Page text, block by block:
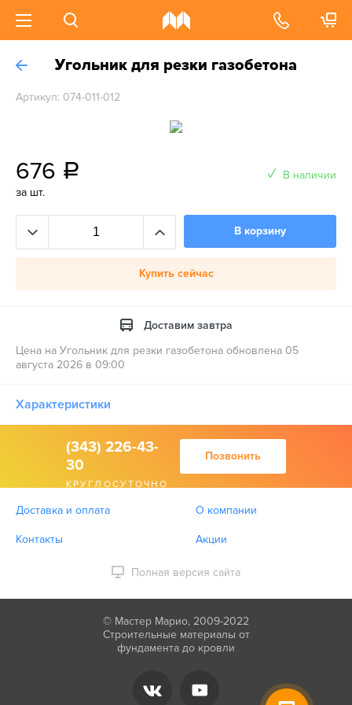
Угольник для резки газобетона
Артикул: 074-011-012
676 a
за шт.
В наличии
В корзину
Купить сейчас
Доставим завтра
Цена на Угольник для резки газобетона обновлена 05
августа 2026 в 09:00
Характеристики
(343) 226-43-
30
КРУГЛОСУТОЧНО
Позвонить
Доставка и оплата О компании
Контакты Акции
Полная версия сайта
© Мастер Марио, 2009-2022
Строительные материалы от
фундамента до кровли